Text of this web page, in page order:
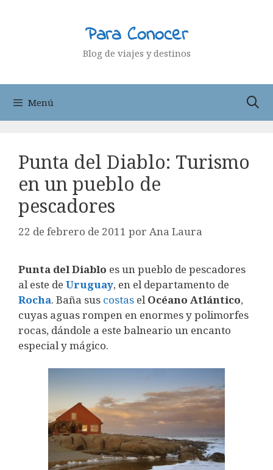
Para Conocer
Blog de viajes y destinos
Menú
Punta del Diablo: Turismo
en un pueblo de
pescadores
22 de febrero de 2011 por Ana Laura
Punta del Diablo es un pueblo de pescadores
al este de Uruguay, en el departamento de
Rocha. Baña sus costas el Océano Atlántico,
cuyas aguas rompen en enormes y polimorfes
rocas, dándole a este balneario un encanto
especial y mágico.